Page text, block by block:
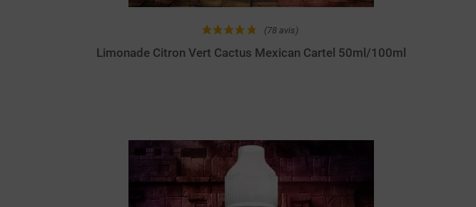
(78 avis)
Limonade Citron Vert Cactus Mexican Cartel 50ml/100ml